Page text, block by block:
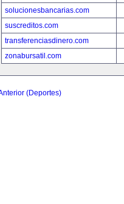
solucionesbancarias.com
suscreditos.com
transferenciasdinero.com
zonabursatil.com
(Deportes)